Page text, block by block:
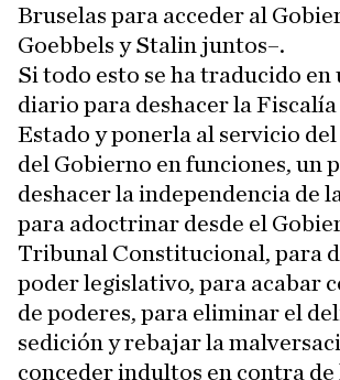
Bruselas para acceder al
Goebbels y Stalin juntos–.
Si todo esto se ha traducido en
diario para deshacer la Fiscalía
Estado y ponerla al servicio
del Gobierno en funciones, un
deshacer la independencia de
para adoctrinar desde el
Tribunal Constitucional, para
poder legislativo, para acabar
de poderes, para eliminar el
sedición y rebajar la
conceder indultos en contra de